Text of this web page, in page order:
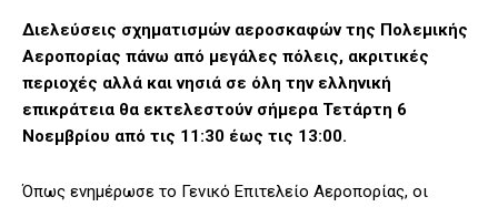
Διελεύσεις σχηματισμών αεροσκαφών της Πολεμικής
Αεροπορίας πάνω από μεγάλες πόλεις, ακριτικές
περιοχές αλλά και νησιά σε όλη την ελληνική
επικράτεια θα εκτελεστούν σήμερα Τετάρτη 6
Νοεμβρίου από τις 11:30 έως τις 13:00.
Όπως ενημέρωσε το Γενικό Επιτελείο Αεροπορίας, οι